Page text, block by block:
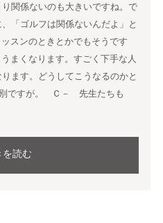
関係ないのも大きいですね。で
「ゴルフは関係ないんだよ」と
ンのときとかでもそうです
くなります。すごく下手な人
ます。どうしてこうなるのかと
別ですが。 Ｃ－ 先生たちも
を読む